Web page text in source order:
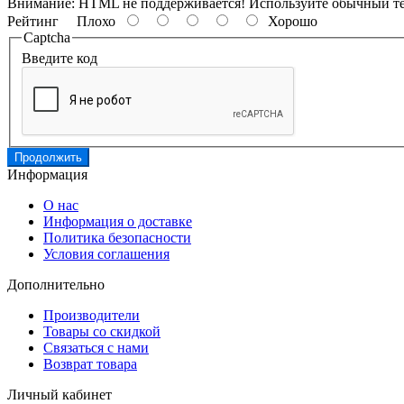
Рейтинг Плохо
Хорошо
Captcha
Введите код
Продолжить
Информация
О нас
Информация о доставке
Политика безопасности
Условия соглашения
Дополнительно
Производители
Товары со скидкой
Связаться с нами
Возврат товара
Личный кабинет